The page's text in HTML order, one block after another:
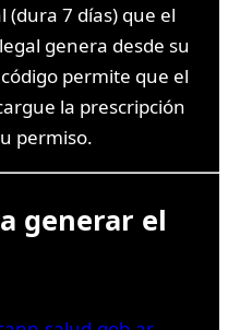
(dura 7 días) que el
genera desde su
código permite que el
la prescripción
permiso.
generar el